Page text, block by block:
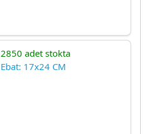
2850 adet stokta
Ebat: 17x24 CM